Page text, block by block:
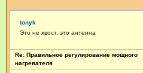
tonyk
Это не хвост, это антенна
Re: Правильное регулирование мощного
нагревателя